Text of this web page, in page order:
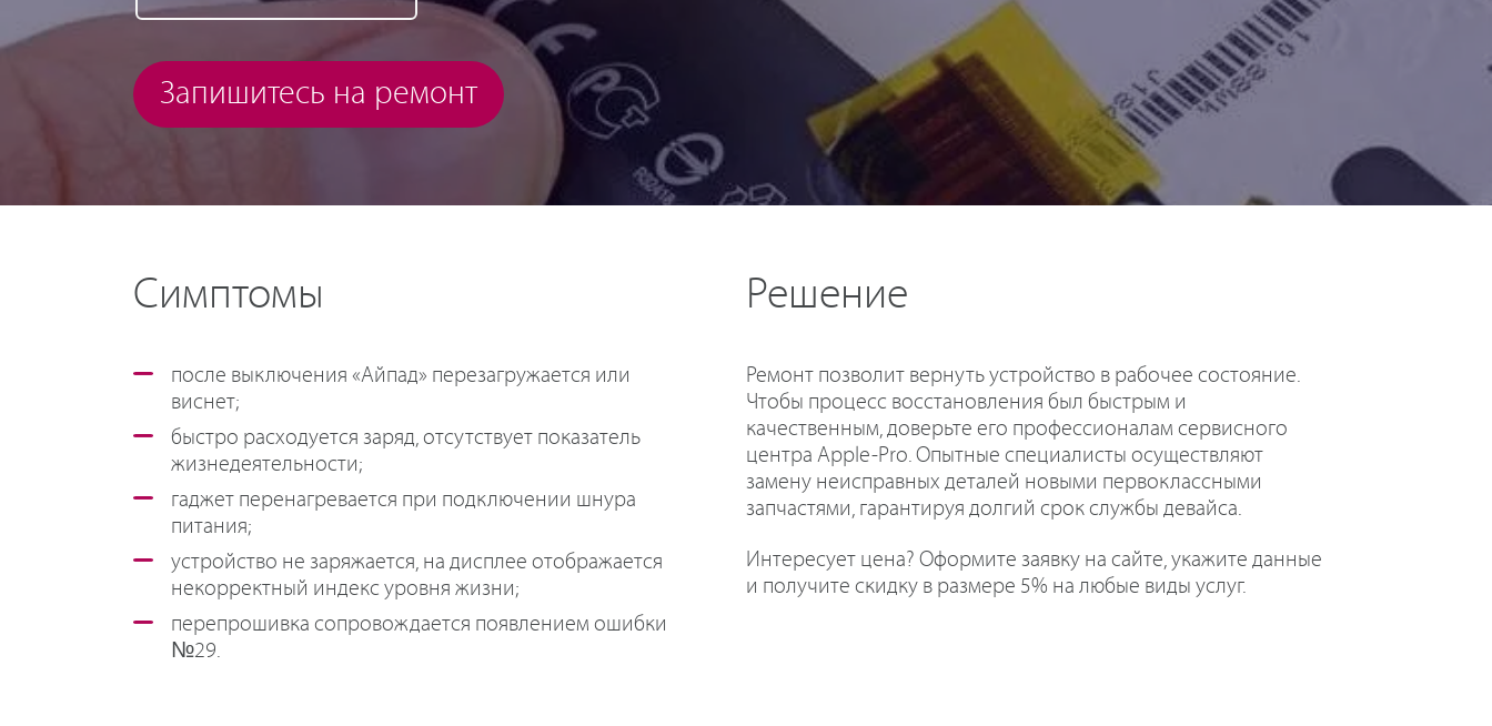
Запишитесь на ремонт
Симптомы
после выключения «Айпад» перезагружается или
виснет;
быстро расходуется заряд, отсутствует показатель
жизнедеятельности;
гаджет перенагревается при подключении шнура
питания;
устройство не заряжается, на дисплее отображается
некорректный индекс уровня жизни;
перепрошивка сопровождается появлением ошибки
№29.
Решение
Ремонт позволит вернуть устройство в рабочее состояние.
Чтобы процесс восстановления был быстрым и
качественным, доверьте его профессионалам сервисного
центра Apple-Pro. Опытные специалисты осуществляют
замену неисправных деталей новыми первоклассными
запчастями, гарантируя долгий срок службы девайса.
Интересует цена? Оформите заявку на сайте, укажите данные
и получите скидку в размере 5% на любые виды услуг.